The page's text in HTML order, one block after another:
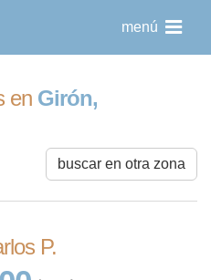
menú
en Girón,
buscar en otra zona
P.